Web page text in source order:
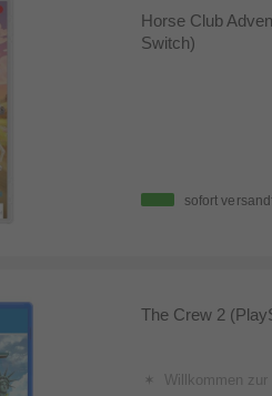
Horse Club
Switch)
sofort
The Crew 2
Willkommen zur Motornation -